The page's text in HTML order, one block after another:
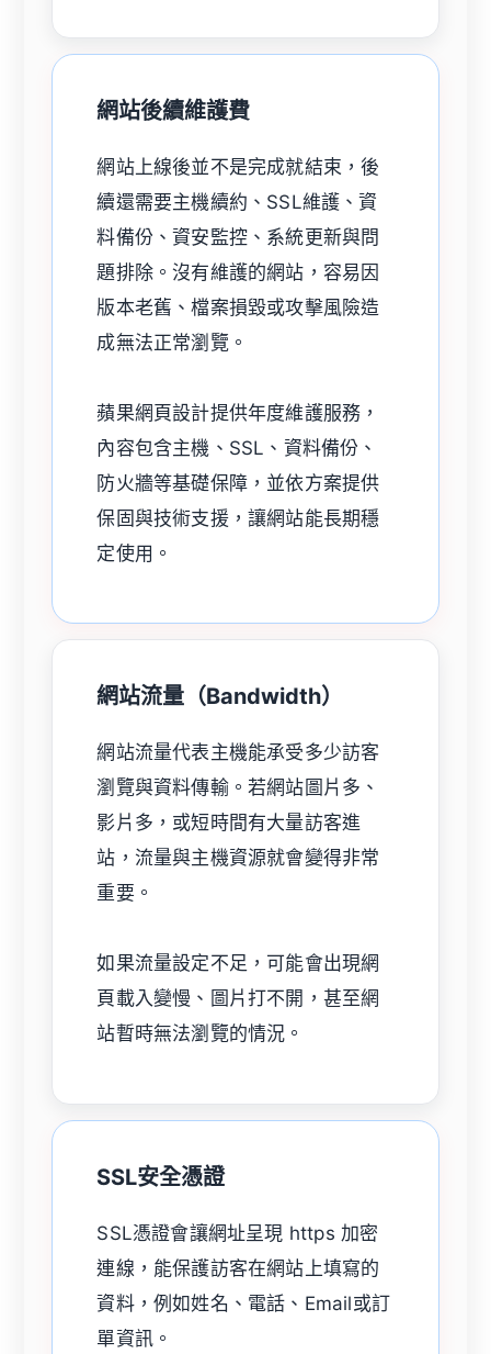
網站後續維護費
網站上線後並不是完成就結束，後
續還需要主機續約、SSL維護、資
料備份、資安監控、系統更新與問
題排除。沒有維護的網站，容易因
版本老舊、檔案損毀或攻擊風險造
成無法正常瀏覽。
蘋果網頁設計提供年度維護服務，
內容包含主機、SSL、資料備份、
防火牆等基礎保障，並依方案提供
保固與技術支援，讓網站能長期穩
定使用。
網站流量（Bandwidth）
網站流量代表主機能承受多少訪客
瀏覽與資料傳輸。若網站圖片多、
影片多，或短時間有大量訪客進
站，流量與主機資源就會變得非常
重要。
如果流量設定不足，可能會出現網
頁載入變慢、圖片打不開，甚至網
站暫時無法瀏覽的情況。
SSL安全憑證
SSL憑證會讓網址呈現 https 加密
連線，能保護訪客在網站上填寫的
資料，例如姓名、電話、Email或訂
單資訊。